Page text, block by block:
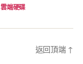
雲端硬碟
返回頂端 ↑